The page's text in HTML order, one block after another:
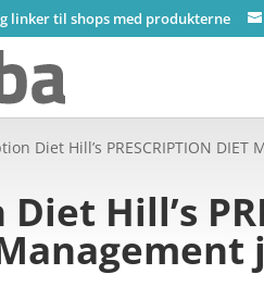
linker til shops med produkterne
Diet Hill’s PRESCRIPTION
Hill’s